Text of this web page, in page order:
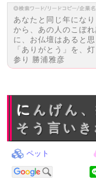
あなたと同じ年にな
から、あの人のこぼ
に、お仏壇はあると思
「ありがとう」を、
参り 勝浦雅彦
にんげん、捨てたもんじゃない。
そう言いき
ペット